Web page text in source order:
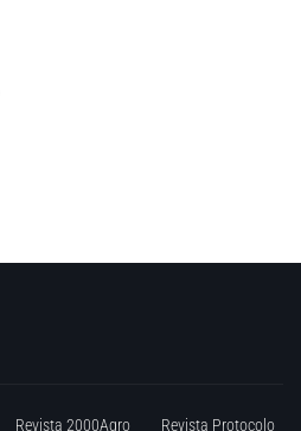
Revista 2000Agro Revista Protocolo